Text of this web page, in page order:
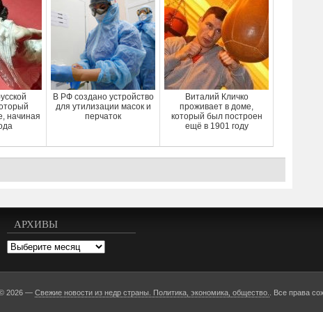
начиная
В РФ создано устройство
для утилизации масок и
перчаток
Виталий Кличко
проживает в доме,
который был построен
ещё в 1901 году
АРХИВЫ
Архивы
© 2026 — Свежие новости из недр страны. Политика, экономика, общество. . Все права